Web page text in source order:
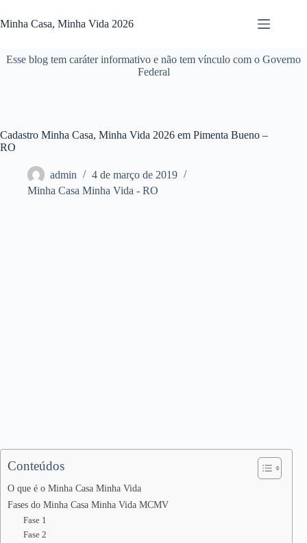
para
o
Minha Casa, Minha Vida 2026
Esse blog tem caráter informativo e não tem vínculo com o Governo
Federal
Cadastro Minha Casa, Minha Vida 2026 em Pimenta Bueno –
RO
admin
4 de março de 2019
Minha Casa Minha Vida - RO
Conteúdos
O que é o Minha Casa Minha Vida
Fases do Minha Casa Minha Vida MCMV
Fase 1
Fase 2